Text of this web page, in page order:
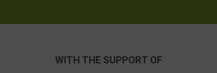
WITH THE SUPPORT OF